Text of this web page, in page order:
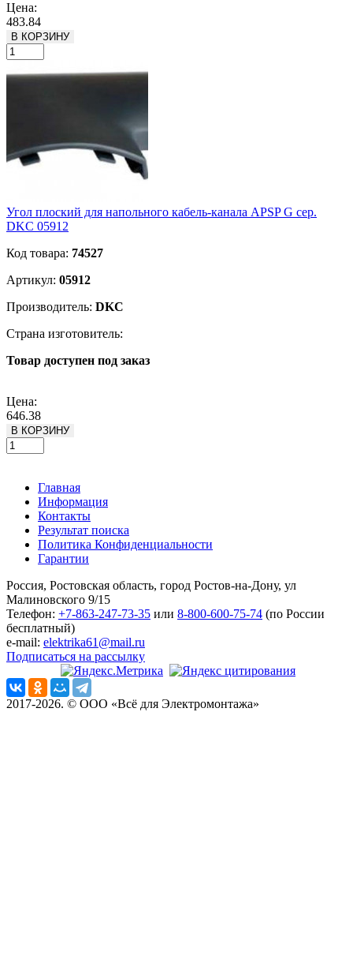
Цена:
483.84
В КОРЗИНУ
Угол плоский для напольного кабель-канала APSP G сер.
DKC 05912
Код товара: 74527
Артикул: 05912
Производитель: DKC
Страна изготовитель:
Товар доступен под заказ
Цена:
646.38
В КОРЗИНУ
Главная
Информация
Контакты
Результат поиска
Политика Конфиденциальности
Гарантии
Россия, Ростовская область, город Ростов-на-Дону, ул
Малиновского 9/15
Телефон: +7-863-247-73-35 или 8-800-600-75-74 (по России
бесплатный)
e-mail: elektrika61@mail.ru
Подписаться на рассылку
2017-2026. © ООО «Всё для Электромонтажа»